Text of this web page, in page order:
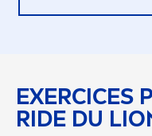
EXERCICES
RIDE DU